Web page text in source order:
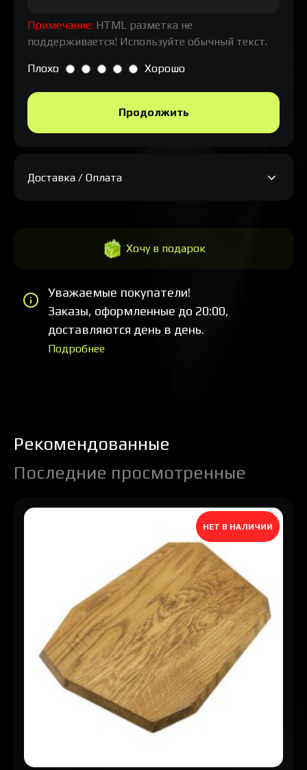
Хочу в подарок
Уважаемые покупатели!
Заказы, оформленные до 20:00,
доставляются день в день.
Подробнее
Примечание: HTML разметка не
поддерживается! Используйте обычный текст.
Плохо Хорошо
Продолжить
Доставка / Оплата
Рекомендованные
Последние просмотренные
НЕТ В НАЛИЧИИ